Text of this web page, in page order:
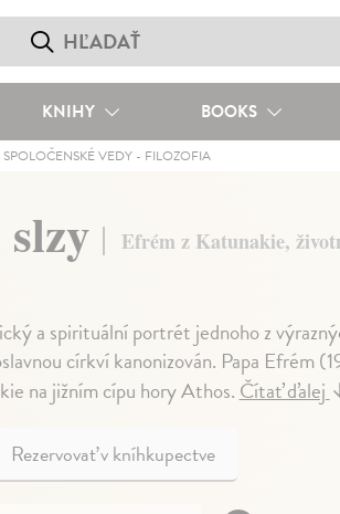
KNIHY BOOKS
SPOLOČENSKÉ VEDY- FILOZOFIA
Efrém z Katunakie,
a spirituální portrét jednoho z
církví kanonizován. Papa Efrém
na jižním cípu hory Athos.Čítať ďalej
Rezervovať v kníhkupectve